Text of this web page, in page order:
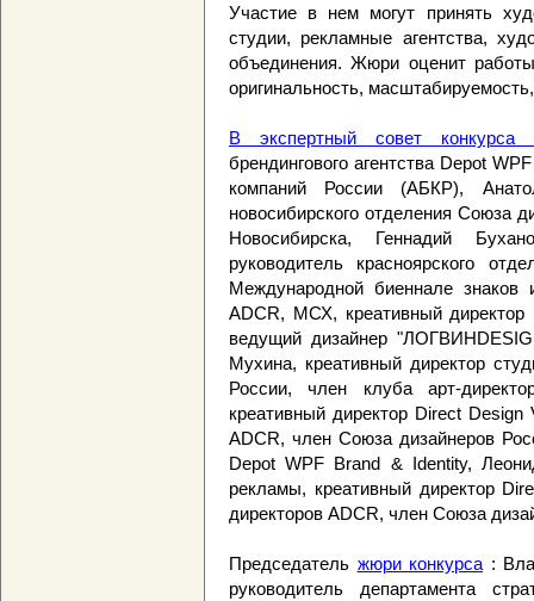
Участие в нем могут принять
студии, рекламные агентства,
объединения. Жюри оценит
оригинальность,
В экспертный совет конкурса
брендингового агентства Depot
компаний России (АБКР),
новосибирского отделения Союза
Новосибирска, Геннадий
руководитель красноярского
Международной биеннале знаков
ADCR, МСХ, креативный директор
ведущий дизайнер
Мухина, креативный директор
России, член клуба арт-
креативный директор Direct
ADCR, член Союза дизайнеров
Depot WPF Brand & Identity,
рекламы, креативный директор
директоров ADCR, член Союза
Председатель жюри конкурса :
руководитель департамента